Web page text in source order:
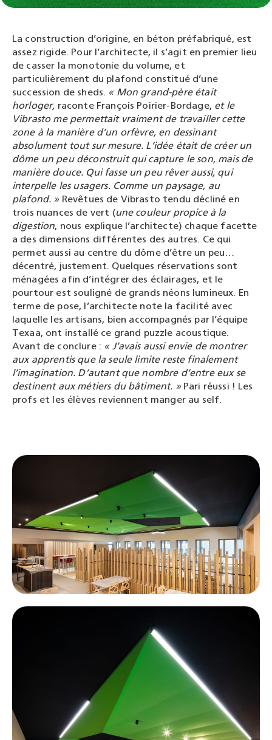
La construction d’origine, en béton préfabriqué, est
assez rigide. Pour l’architecte, il s’agit en premier lieu
de casser la monotonie du volume, et
particulièrement du plafond constitué d’une
succession de sheds. « Mon grand-père était
horloger, raconte François Poirier-Bordage, et le
Vibrasto me permettait vraiment de travailler cette
zone à la manière d’un orfèvre, en dessinant
absolument tout sur mesure. L’idée était de créer un
dôme un peu déconstruit qui capture le son, mais de
manière douce. Qui fasse un peu rêver aussi, qui
interpelle les usagers. Comme un paysage, au
plafond. » Revêtues de Vibrasto tendu décliné en
trois nuances de vert (une couleur propice à la
digestion, nous explique l’architecte) chaque facette
a des dimensions différentes des autres. Ce qui
permet aussi au centre du dôme d’être un peu…
décentré, justement. Quelques réservations sont
ménagées afin d’intégrer des éclairages, et le
pourtour est souligné de grands néons lumineux. En
terme de pose, l’architecte note la facilité avec
laquelle les artisans, bien accompagnés par l’équipe
Texaa, ont installé ce grand puzzle acoustique.
Avant de conclure : « J’avais aussi envie de montrer
aux apprentis que la seule limite reste finalement
l’imagination. D’autant que nombre d’entre eux se
destinent aux métiers du bâtiment. »Pari réussi ! Les
profs et les élèves reviennent manger au self.